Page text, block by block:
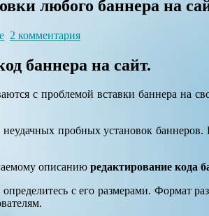
любого баннера на
2 комментария
баннера на сайт.
с проблемой вставки баннера на
пробных установок
описанию редактирование кода
определитесь с его размерами.